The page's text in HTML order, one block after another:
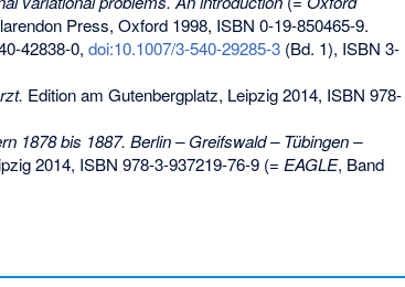
Press, Oxford 1998, ISBN 0-19-850465-9.
42838-0, doi:10.1007/3-540-29285-3(Bd. 1), ISBN 3-
Edition am Gutenbergplatz, Leipzig 2014, ISBN 978-
1878 bis 1887. Berlin – Greifswald – Tübingen –
2014, ISBN 978-3-937219-76-9(= EAGLE, Band